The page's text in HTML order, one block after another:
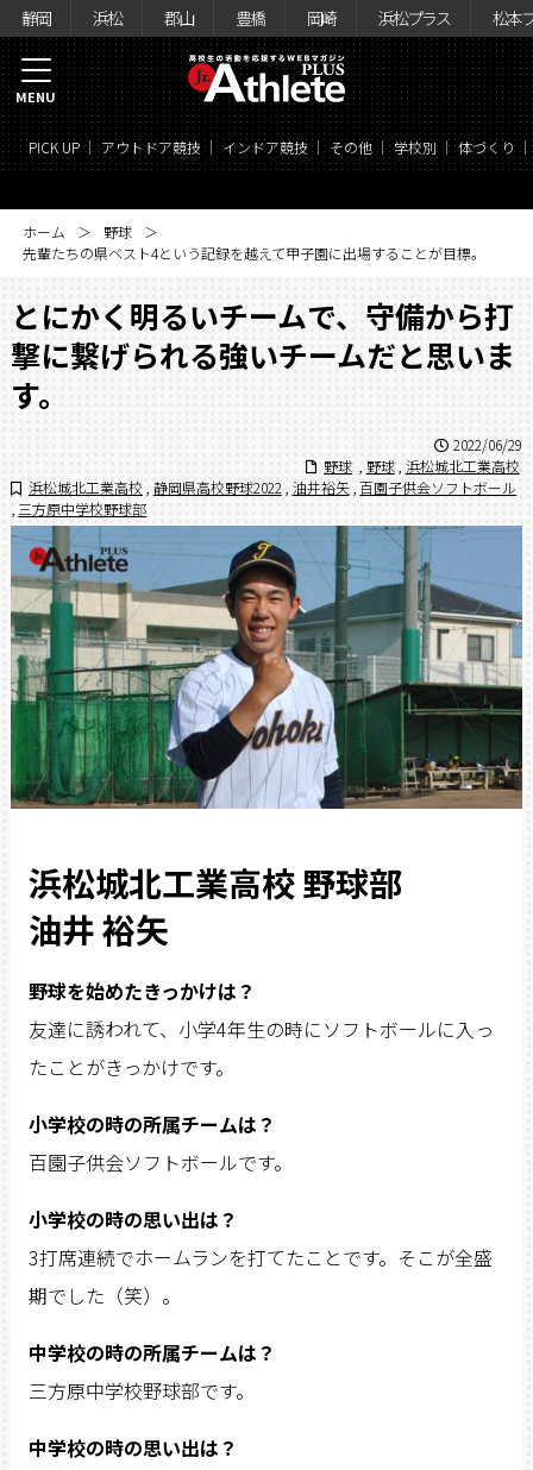
静岡 浜松 郡山 豊橋 岡崎 浜松プラス 松本
PICK UP アウトドア競技 インドア競技 その他 学校別 体づくり
MENU
ホーム
野球
先輩たちの県ベスト4という記録を越えて甲子園に出場することが目標。
とにかく明るいチームで、守備から打
撃に繋げられる強いチームだと思いま
す。
2022/06/29
野球 , 野球 浜松城北工業高校
浜松城北工業高校 静岡県高校野球2022 油井裕矢 百園子供会ソフトボール
, 三方原中学校野球部
浜松城北工業高校 野球部
油井 裕矢
野球を始めたきっかけは？
友達に誘われて、小学4年生の時にソフトボールに入っ
たことがきっかけです。
小学校の時の所属チームは？
百園子供会ソフトボールです。
小学校の時の思い出は？
3打席連続でホームランを打てたことです。そこが全盛
期でした（笑）。
中学校の時の所属チームは？
三方原中学校野球部です。
中学校の時の思い出は？